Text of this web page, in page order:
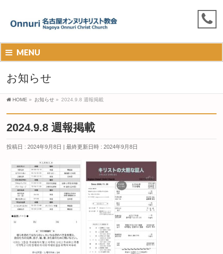
MENU
お知らせ
HOME » お知らせ » 2024.9.8 週報掲載
2024.9.8 週報掲載
投稿日 : 2024年9月8日 最終更新日時 : 2024年9月8日